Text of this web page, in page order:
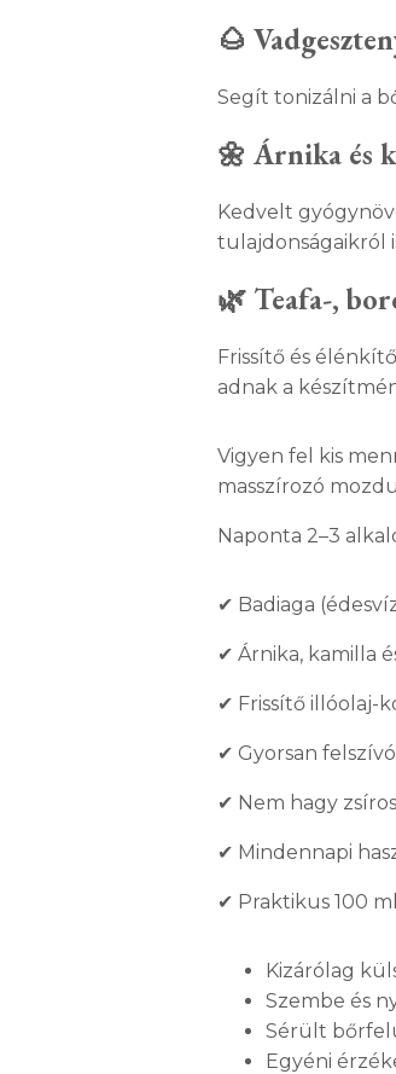
🌰
Segít tonizálni a
🌼 Árnika és
Kedvelt
tulajdonságaikról
🌿 Teafa-,
Frissítő és
adnak a
Vigyen fel kis
masszírozó
Naponta 2–3
✔ Badiaga
✔ Árnika, kamilla
✔ Frissítő illóolaj-
✔ Gyorsan
✔ Nem hagy
✔ Mindennapi
✔ Praktikus 100
Kizárólag
Szembe és
Sérült
Egyéni